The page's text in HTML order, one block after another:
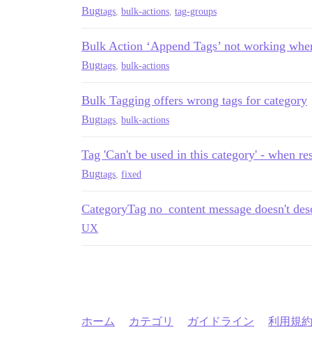
Bugtags bulk-actions tag-groups
Bulk Action ‘Append Tags’ not working
Bugtags bulk-actions
Bulk Tagging offers wrong tags for category
Bugtags bulk-actions
Tag 'Can't be used in this category' - when
Bugtags fixed
CategoryTag no_content message doesn't
UX
ホーム カテゴリ ガイドライン 利用規約